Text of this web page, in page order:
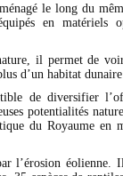
le long du
en matériels
il permet de
d’un habitat
de diversifier
potentialités
du Royaume en
l’érosion éolienne.